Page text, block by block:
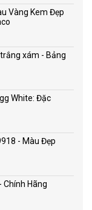
Vàng Kem Đẹp
xám - Bảng
White: Đặc
- Màu Đẹp
Chính Hãng